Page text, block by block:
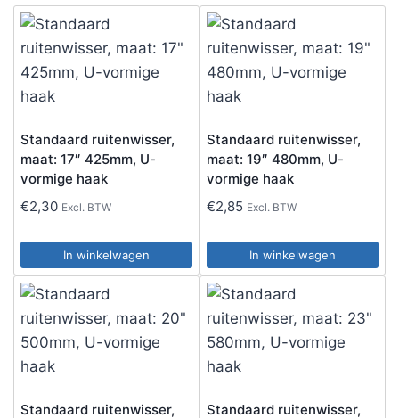
Standaard ruitenwisser,
maat: 17″ 425mm, U-
vormige haak
€2,30 Excl. BTW
In winkelwagen
Standaard ruitenwisser,
maat: 19″ 480mm, U-
vormige haak
€2,85 Excl. BTW
In winkelwagen
Standaard ruitenwisser,
Standaard ruitenwisser,